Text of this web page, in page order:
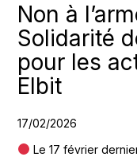
Non à
Solidarité
pour les
Elbit
17/02/2026
Le 17 février